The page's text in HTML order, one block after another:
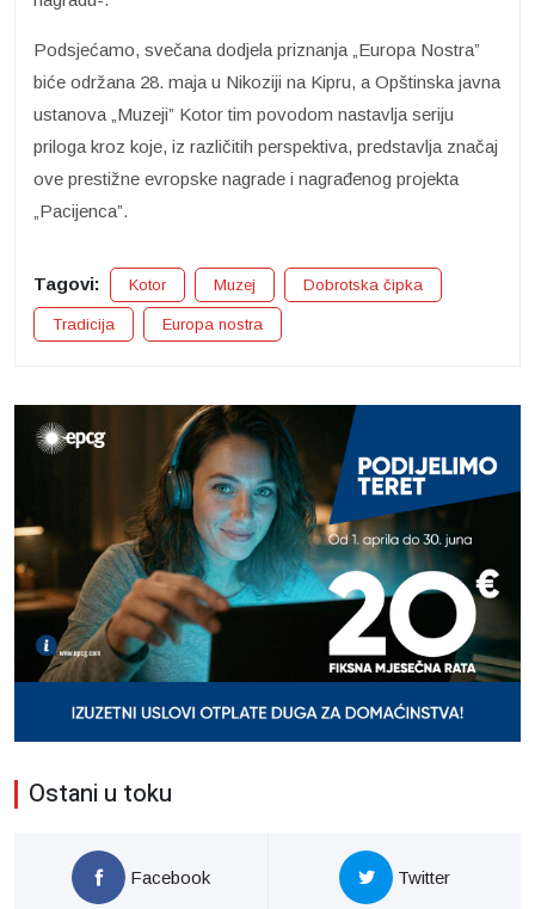
Podsjećamo, svečana dodjela priznanja „Europa Nostra”
biće održana 28. maja u Nikoziji na Kipru, a Opštinska javna
ustanova „Muzeji” Kotor tim povodom nastavlja seriju
priloga kroz koje, iz različitih perspektiva, predstavlja značaj
ove prestižne evropske nagrade i nagrađenog projekta
„Pacijenca”.
Tagovi: Kotor Muzej Dobrotska čipka
Tradicija Europa nostra
Ostani u toku
Facebook Twitter